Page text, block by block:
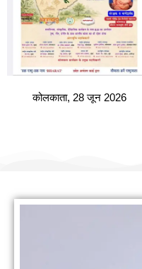
कोलकाता, 28 जून 2026